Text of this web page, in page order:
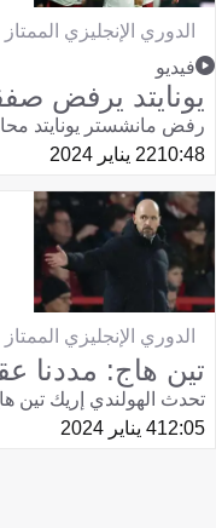
الدوري الإنجليزي الممتاز
فيديو
يونايتد يرفض
رفض مانشستر يونايتد
10:4822 يناير 2024
الدوري الإنجليزي الممتاز
تين هاج: مددنا
تحدث الهولندي إريك تين
12:054 يناير 2024